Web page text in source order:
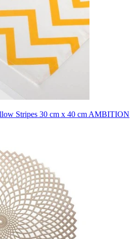
Stripes 30 cm x 40 cm AMBITION